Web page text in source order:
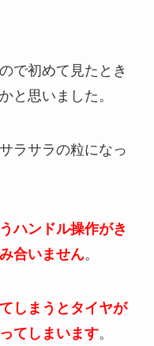
で初めて見たとき
と思いました。
ラサラの粒になっ
ハンドル操作がき
合いません。
しまうとタイヤが
てしまいます。